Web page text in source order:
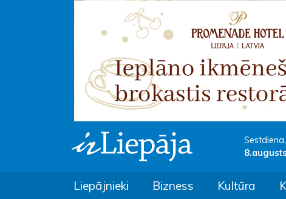
Sestdiena,
8.augusts
Liepājnieki Bizness Kultūra